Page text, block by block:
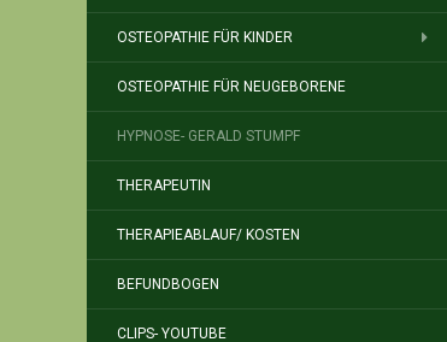
OSTEOPATHIE FÜR KINDER
OSTEOPATHIE FÜR NEUGEBORENE
HYPNOSE- GERALD STUMPF
THERAPEUTIN
THERAPIEABLAUF/ KOSTEN
BEFUNDBOGEN
CLIPS- YOUTUBE